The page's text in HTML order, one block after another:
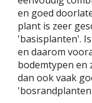
en goed
plant is zeer
'basisplanten'.
en daarom
bodemtypen en
dan ook vaak